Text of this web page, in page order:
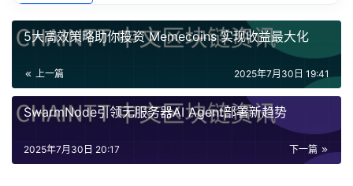
5大高效策略助你投资 Memecoins 实现收益最大化
上一篇 2025年7月30日 19:41
SwarmNode引领无服务器AI Agent部署新趋势
下一篇
2025年7月30日 20:17